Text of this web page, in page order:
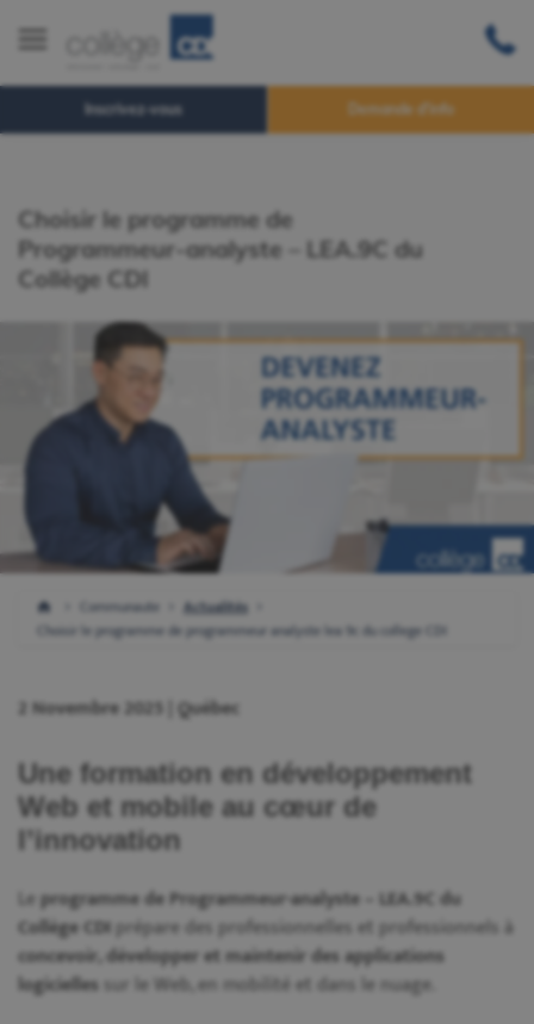
Inscrivez-vous Demande d'info
Choisir le programme de
Programmeur-analyste – LEA.9C du
Collège CDI
Communaute
Actualités
Choisir le programme de programmeur analyste lea 9c du college CDI
2 Novembre 2025 | Québec
Une formation en développement
Web et mobile au cœur de
l’innovation
Le programme de Programmeur-analyste – LEA.9C du
Collège CDIprépare des professionnelles et professionnels à
concevoir, développer et maintenir des applications
logicielles sur le Web, en mobilité et dans le nuage.